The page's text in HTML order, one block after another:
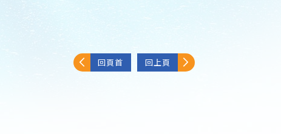
回頁首 回上頁